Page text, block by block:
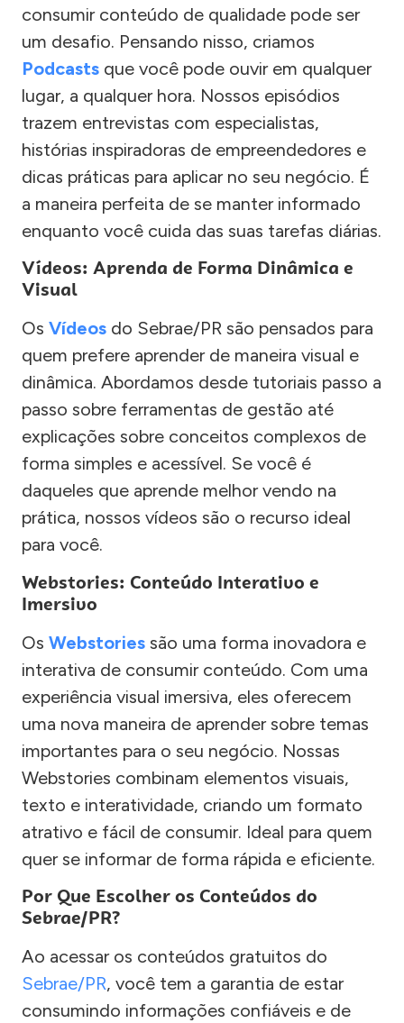
consumir conteúdo de qualidade pode ser
um desafio. Pensando nisso, criamos
Podcasts que você pode ouvir em qualquer
lugar, a qualquer hora. Nossos episódios
trazem entrevistas com especialistas,
histórias inspiradoras de empreendedores e
dicas práticas para aplicar no seu negócio. É
a maneira perfeita de se manter informado
enquanto você cuida das suas tarefas diárias.
Vídeos: Aprenda de Forma Dinâmica e
Visual
Os Vídeos do Sebrae/PR são pensados para
quem prefere aprender de maneira visual e
dinâmica. Abordamos desde tutoriais passo a
passo sobre ferramentas de gestão até
explicações sobre conceitos complexos de
forma simples e acessível. Se você é
daqueles que aprende melhor vendo na
prática, nossos vídeos são o recurso ideal
para você.
Webstories: Conteúdo Interativo e
Imersivo
Os Webstories são uma forma inovadora e
interativa de consumir conteúdo. Com uma
experiência visual imersiva, eles oferecem
uma nova maneira de aprender sobre temas
importantes para o seu negócio. Nossas
Webstories combinam elementos visuais,
texto e interatividade, criando um formato
atrativo e fácil de consumir. Ideal para quem
quer se informar de forma rápida e eficiente.
Por Que Escolher os Conteúdos do
Sebrae/PR?
Ao acessar os conteúdos gratuitos do
Sebrae/PR, você tem a garantia de estar
consumindo informações confiáveis e de